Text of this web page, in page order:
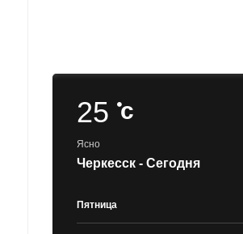
25c
Ясно
Черкесск - Сегодня
Пятница